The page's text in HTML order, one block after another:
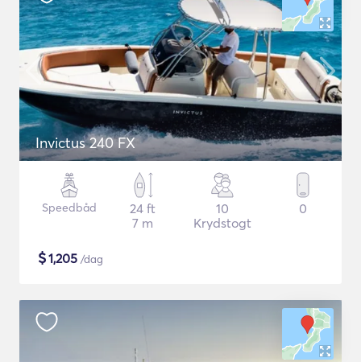
Invictus 240 FX
Speedbåd
24 ft
7 m
10
Krydstogt
0
$1,205 /dag